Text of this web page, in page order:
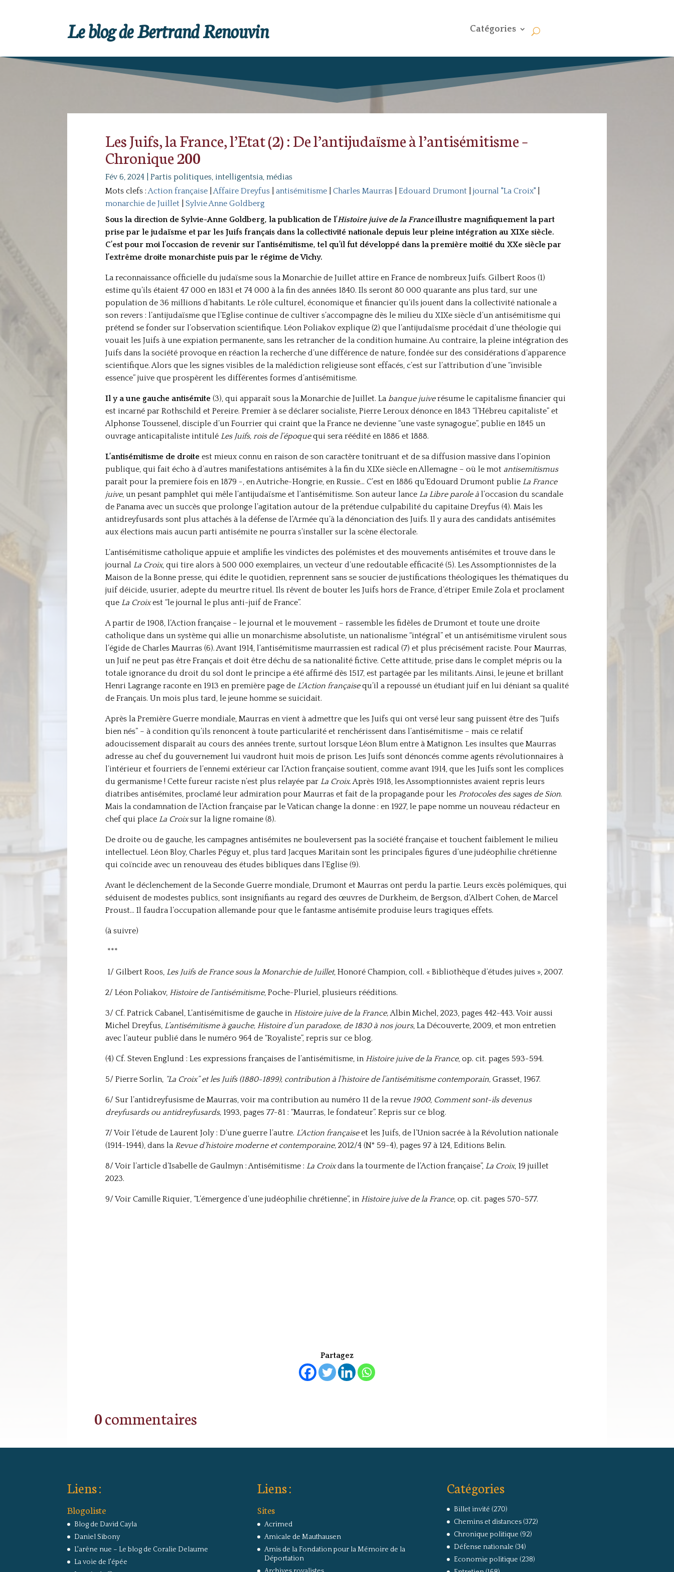
Le blog de Bertrand Renouvin Catégories
Les Juifs, la France, l’Etat (2) : De l’antijudaïsme à l’antisémitisme –
Chronique 200
Fév 6, 2024| Partis politiques, intelligentsia, médias
Mots clefs :Action française|Affaire Dreyfus| antisémitisme| Charles Maurras| Edouard Drumont| journal "La Croix"|
monarchie de Juillet| Sylvie Anne Goldberg
Sous la direction de Sylvie-Anne Goldberg, la publication de l’Histoire juive de la Franceillustre magnifiquement la part
prise par le judaïsme et par les Juifs français dans la collectivité nationale depuis leur pleine intégration au XIXe siècle.
C’est pour moi l’occasion de revenir sur l’antisémitisme, tel qu’il fut développé dans la première moitié du XXe siècle par
l’extrême droite monarchiste puis par le régime de Vichy.
La reconnaissance officielle du judaïsme sous la Monarchie de Juillet attire en France de nombreux Juifs. Gilbert Roos (1)
estime qu’ils étaient 47 000 en 1831 et 74 000 à la fin des années 1840. Ils seront 80 000 quarante ans plus tard, sur une
population de 36 millions d’habitants. Le rôle culturel, économique et financier qu’ils jouent dans la collectivité nationale a
son revers : l’antijudaïsme que l’Eglise continue de cultiver s’accompagne dès le milieu du XIXe siècle d’un antisémitisme qui
prétend se fonder sur l’observation scientifique. Léon Poliakov explique (2) que l’antijudaïsme procédait d’une théologie qui
vouait les Juifs à une expiation permanente, sans les retrancher de la condition humaine. Au contraire, la pleine intégration des
Juifs dans la société provoque en réaction la recherche d’une différence de nature, fondée sur des considérations d’apparence
scientifique. Alors que les signes visibles de la malédiction religieuse sont effacés, c’est sur l’attribution d’une “invisible
essence” juive que prospèrent les différentes formes d’antisémitisme.
Il y a une gauche antisémite(3), qui apparaît sous la Monarchie de Juillet. La banque juiverésume le capitalisme financier qui
est incarné par Rothschild et Pereire. Premier à se déclarer socialiste, Pierre Leroux dénonce en 1843 “l’Hébreu capitaliste” et
Alphonse Toussenel, disciple d’un Fourrier qui craint que la France ne devienne “une vaste synagogue”, publie en 1845 un
ouvrage anticapitaliste intitulé Les Juifs, rois de l’époquequi sera réédité en 1886 et 1888.
L’antisémitisme de droite est mieux connu en raison de son caractère tonitruant et de sa diffusion massive dans l’opinion
publique, qui fait écho à d’autres manifestations antisémites à la fin du XIXe siècle en Allemagne – où le mot antisemitismus
paraît pour la premiere fois en 1879 -, en Autriche-Hongrie, en Russie… C’est en 1886 qu’Edouard Drumont publieLa France
juive, un pesant pamphlet qui mêle l’antijudaïsme et l’antisémitisme. Son auteur lance La Libre parole àl’occasion du scandale
de Panama avec un succès que prolonge l’agitation autour de la prétendue culpabilité du capitaine Dreyfus (4). Mais les
antidreyfusards sont plus attachés à la défense de l’Armée qu’à la dénonciation des Juifs. Il y aura des candidats antisémites
aux élections mais aucun parti antisémite ne pourra s’installer sur la scène électorale.
L’antisémitisme catholique appuie et amplifie les vindictes des polémistes et des mouvements antisémites et trouve dans le
journal La Croix, qui tire alors à 500 000 exemplaires, un vecteur d’une redoutable efficacité (5). Les Assomptionnistes de la
Maison de la Bonne presse, qui édite le quotidien, reprennent sans se soucier de justifications théologiques les thématiques du
juif déicide, usurier, adepte du meurtre rituel. Ils rêvent de bouter les Juifs hors de France, d’étriper Emile Zola et proclament
que La Croixest “le journal le plus anti-juif de France”.
A partir de 1908, l’Action française – le journal et le mouvement – rassemble les fidèles de Drumont et toute une droite
catholique dans un système qui allie un monarchisme absolutiste, un nationalisme “intégral” et un antisémitisme virulent sous
l’égide de Charles Maurras (6). Avant 1914, l’antisémitisme maurrassien est radical (7) et plus précisément raciste. Pour Maurras,
un Juif ne peut pas être Français et doit être déchu de sa nationalité fictive. Cette attitude, prise dans le complet mépris ou la
totale ignorance du droit du sol dont le principe a été affirmé dès 1517, est partagée par les militants. Ainsi, le jeune et brillant
Henri Lagrange raconte en 1913 en première page de L’Action françaisequ’il a repoussé un étudiant juif en lui déniant sa qualité
de Français. Un mois plus tard, le jeune homme se suicidait.
Après la Première Guerre mondiale, Maurras en vient à admettre que les Juifs qui ont versé leur sang puissent être des “Juifs
bien nés” – à condition qu’ils renoncent à toute particularité et renchérissent dans l’antisémitisme – mais ce relatif
adoucissement disparaît au cours des années trente, surtout lorsque Léon Blum entre à Matignon. Les insultes que Maurras
adresse au chef du gouvernement lui vaudront huit mois de prison. Les Juifs sont dénoncés comme agents révolutionnaires à
l’intérieur et fourriers de l’ennemi extérieur car l’Action française soutient, comme avant 1914, que les Juifs sont les complices
du germanisme ! Cette fureur raciste n’est plus relayée par La Croix. Après 1918, les Assomptionnistes avaient repris leurs
diatribes antisémites, proclamé leur admiration pour Maurras et fait de la propagande pour les Protocoles des sages de Sion.
Mais la condamnation de l’Action française par le Vatican change la donne : en 1927, le pape nomme un nouveau rédacteur en
chef qui place La Croixsur la ligne romaine (8).
De droite ou de gauche, les campagnes antisémites ne bouleversent pas la société française et touchent faiblement le milieu
intellectuel. Léon Bloy, Charles Péguy et, plus tard Jacques Maritain sont les principales figures d’une judéophilie chrétienne
qui coïncide avec un renouveau des études bibliques dans l’Eglise (9).
Avant le déclenchement de la Seconde Guerre mondiale, Drumont et Maurras ont perdu la partie. Leurs excès polémiques, qui
séduisent de modestes publics, sont insignifiants au regard des œuvres de Durkheim, de Bergson, d’Albert Cohen, de Marcel
Proust… Il faudra l’occupation allemande pour que le fantasme antisémite produise leurs tragiques effets.
(à suivre)
***
1/ Gilbert Roos, Les Juifs de France sous la Monarchie de Juillet, Honoré Champion, coll. « Bibliothèque d’études juives », 2007.
2/ Léon Poliakov, Histoire de l’antisémitisme, Poche-Pluriel, plusieurs rééditions.
3/ Cf. Patrick Cabanel, L’antisémitisme de gauche in Histoire juive de la France,Albin Michel, 2023, pages 442-443. Voir aussi
Michel Dreyfus, L’antisémitisme à gauche, Histoire d’un paradoxe, de 1830 à nos jours, La Découverte, 2009, et mon entretien
avec l’auteur publié dans le numéro 964 de “Royaliste”, repris sur ce blog.
(4) Cf. Steven Englund : Les expressions françaises de l’antisémitisme, in Histoire juive de la France, op. cit. pages 593-594.
5/ Pierre Sorlin, “La Croix” et les Juifs (1880-1899), contribution à l’histoire de l’antisémitisme contemporain, Grasset, 1967.
6/ Sur l’antidreyfusisme de Maurras, voir ma contribution au numéro 11 de la revue 1900, Comment sont-ils devenus
dreyfusards ou antidreyfusards, 1993, pages 77-81 : “Maurras, le fondateur”. Repris sur ce blog.
7/ Voir l’étude de Laurent Joly : D’une guerre l’autre. L’Action françaiseet les Juifs, de l’Union sacrée à la Révolution nationale
(1914-1944), dans la Revue d’histoire moderne et contemporaine, 2012/4 (N° 59-4), pages 97 à 124, Editions Belin.
8/ Voir l’article d’Isabelle de Gaulmyn : Antisémitisme : La Croixdans la tourmente de l’Action française”, La Croix, 19 juillet
2023.
9/ Voir Camille Riquier, “L’émergence d’une judéophilie chrétienne”, in Histoire juive de la France, op. cit. pages 570-577.
Partagez
0 commentaires
Liens :
Blogoliste
Blog de David Cayla
Daniel Sibony
L'arêne nue – Le blog de Coralie Delaume
La voie de l'épée
Liens :
Sites
Acrimed
Amicale de Mauthausen
Amis de la Fondation pour la Mémoire de la
Déportation
Catégories
Billet invité (270)
Chemins et distances(372)
Chronique politique (92)
Défense nationale (34)
Economie politique (238)